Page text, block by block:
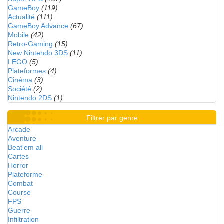
GameBoy (119)
Actualité (111)
GameBoy Advance (67)
Mobile (42)
Retro-Gaming (15)
New Nintendo 3DS (11)
LEGO (5)
Plateformes (4)
Cinéma (3)
Société (2)
Nintendo 2DS (1)
Filtrer par genre
Arcade
Aventure
Beat'em all
Cartes
Horror
Plateforme
Combat
Course
FPS
Guerre
Infiltration